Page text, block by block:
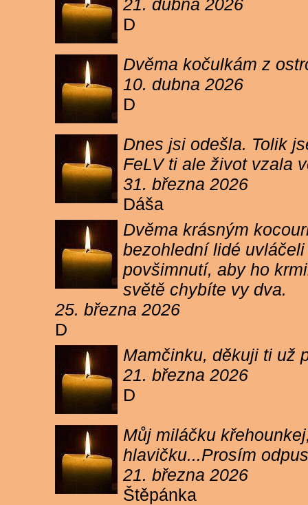
21. dubna 2026
D
Dvěma kočulkám z
10. dubna 2026
D
Dnes jsi odešla. Tolik
FeLV ti ale život vzala
31. března 2026
Dáša
Dvěma krásným
bezohlední lidé
povšimnutí, aby ho
světě chybíte vy dva.
25. března 2026
D
Mamčinku, děkuji ti už
21. března 2026
D
Můj miláčku
hlavičku...Prosím
21. března 2026
Štěpánka